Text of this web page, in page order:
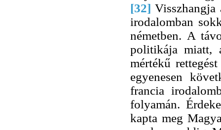
[32]
irodalomban
németben. A
politikája miatt,
mértékű
egyenesen
francia
folyamán.
kapta meg